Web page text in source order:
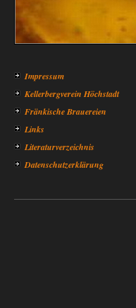
Impressum
Kellerbergverein Höchstadt
Fränkische Brauereien
Links
Literaturverzeichnis
Datenschutzerklärung